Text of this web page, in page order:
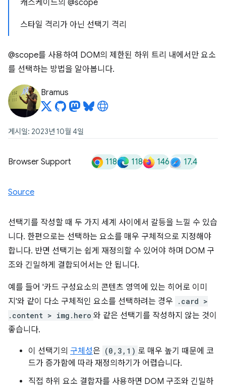
캐스케이드의 @scope
스타일 격리가 아닌 선택기 격리
@scope를 사용하여 DOM의 제한된 하위 트리 내에서만 요소
를 선택하는 방법을 알아봅니다.
Bramus
게시일: 2023년 10월 4일
Browser Support 118 118 146 17.4
Source
선택기를 작성할 때 두 가지 세계 사이에서 갈등을 느낄 수 있습
니다. 한편으로는 선택하는 요소를 매우 구체적으로 지정해야
합니다. 반면 선택기는 쉽게 재정의할 수 있어야 하며 DOM 구
조와 긴밀하게 결합되어서는 안 됩니다.
예를 들어 '카드 구성요소의 콘텐츠 영역에 있는 히어로 이미
지'와 같이 다소 구체적인 요소를 선택하려는 경우
.card >
.content > img.hero 와 같은 선택기를 작성하지 않는 것이
좋습니다.
이 선택기의 구체성은 (0,3,1) 로 매우 높기 때문에 코
드가 증가함에 따라 재정의하기가 어렵습니다.
직접 하위 요소 결합자를 사용하면 DOM 구조와 긴밀하